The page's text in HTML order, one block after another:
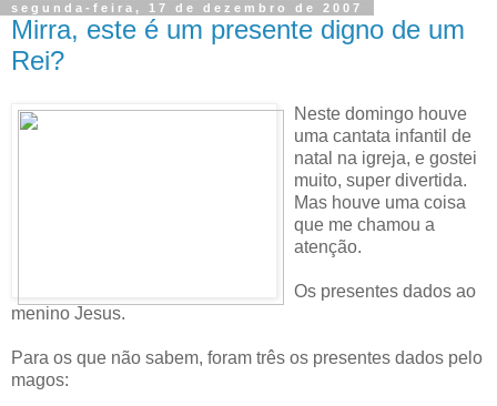
segunda-feira, 17 de dezembro de 2007
Mirra, este é um presente digno de um
Rei?
Neste domingo houve
uma cantata infantil de
natal na igreja, e gostei
muito, super divertida.
Mas houve uma coisa
que me chamou a
atenção.
Os presentes dados ao
menino Jesus.
Para os que não sabem, foram três os presentes dados pelo
magos: